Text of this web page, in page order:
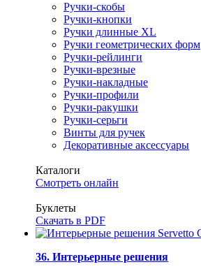
Ручки-скобы
Ручки-кнопки
Ручки длинные XL
Ручки геометрических форм
Ручки-рейлинги
Ручки-врезные
Ручки-накладные
Ручки-профили
Ручки-ракушки
Ручки-серьги
Винты для ручек
Декоративные аксессуары
Каталоги
Смотреть онлайн
Буклеты
Скачать в PDF
36. Интерьерные решения